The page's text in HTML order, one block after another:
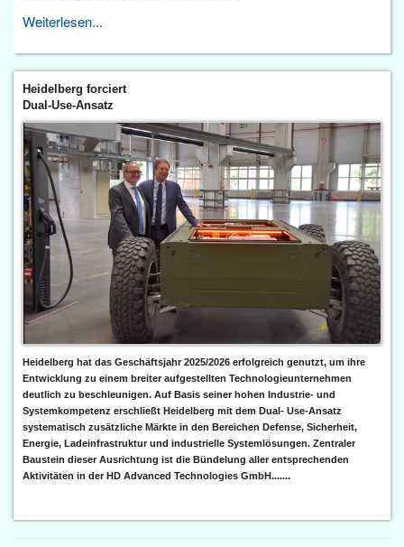
Weiterlesen...
Heidelberg forciert
Dual-Use-Ansatz
Heidelberg hat das Geschäftsjahr 2025/2026 erfolgreich genutzt, um ihre
Entwicklung zu einem breiter aufgestellten Technologieunternehmen
deutlich zu beschleunigen. Auf Basis seiner hohen Industrie- und
Systemkompetenz erschließt Heidelberg mit dem Dual- Use-Ansatz
systematisch zusätzliche Märkte in den Bereichen Defense, Sicherheit,
Energie, Ladeinfrastruktur und industrielle Systemlösungen. Zentraler
Baustein dieser Ausrichtung ist die Bündelung aller entsprechenden
Aktivitäten in der HD Advanced Technologies GmbH.......